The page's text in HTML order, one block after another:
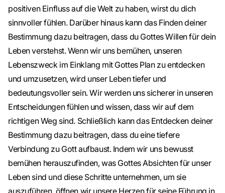
positiven Einfluss auf die Welt zu haben, wirst du dich
sinnvoller fühlen. Darüber hinaus kann das Finden deiner
Bestimmung dazu beitragen, dass du Gottes Willen für dein
Leben verstehst. Wenn wir uns bemühen, unseren
Lebenszweck im Einklang mit Gottes Plan zu entdecken
und umzusetzen, wird unser Leben tiefer und
bedeutungsvoller sein. Wir werden uns sicherer in unseren
Entscheidungen fühlen und wissen, dass wir auf dem
richtigen Weg sind. Schließlich kann das Entdecken deiner
Bestimmung dazu beitragen, dass du eine tiefere
Verbindung zu Gott aufbaust. Indem wir uns bewusst
bemühen herauszufinden, was Gottes Absichten für unser
Leben sind und diese Schritte unternehmen, um sie
auszuführen, öffnen wir unsere Herzen für seine Führung in